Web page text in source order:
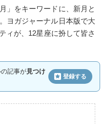
」をキーワードに、新月と
ヨガジャーナル日本版で大
ィが、12星座に扮して皆さ
記事が見つけ
登録する